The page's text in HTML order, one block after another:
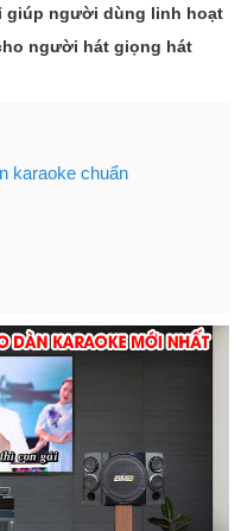
giúp người dùng linh hoạt
người hát giọng hát
karaoke chuẩn